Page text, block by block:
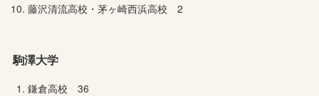
藤沢清流高校・茅ヶ崎西浜高校 2
駒澤大学
鎌倉高校 36